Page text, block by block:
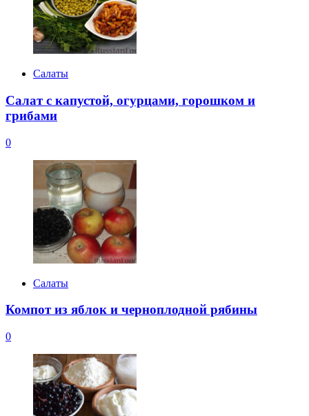
Салаты
Салат с капустой, огурцами, горошком и
грибами
0
Салаты
Компот из яблок и черноплодной рябины
0